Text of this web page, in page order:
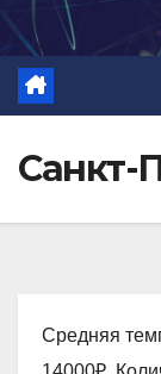
Санкт-
Средняя